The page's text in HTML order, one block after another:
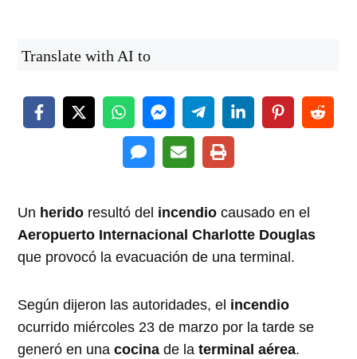
Translate with AI to
Un herido resultó del incendio causado en el
Aeropuerto Internacional Charlotte Douglas
que provocó la evacuación de una terminal.
Según dijeron las autoridades, el incendio
ocurrido miércoles 23 de marzo por la tarde se
generó en unacocina de laterminal aérea.